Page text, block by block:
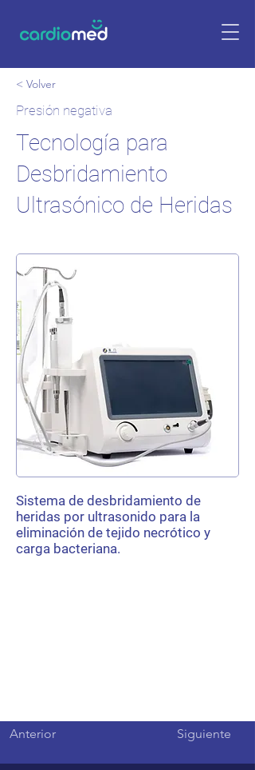
< Volver
Presión negativa
Tecnología para
Desbridamiento
Ultrasónico de Heridas
Sistema de desbridamiento de
heridas por ultrasonido para la
eliminación de tejido necrótico y
carga bacteriana.
Anterior Siguiente